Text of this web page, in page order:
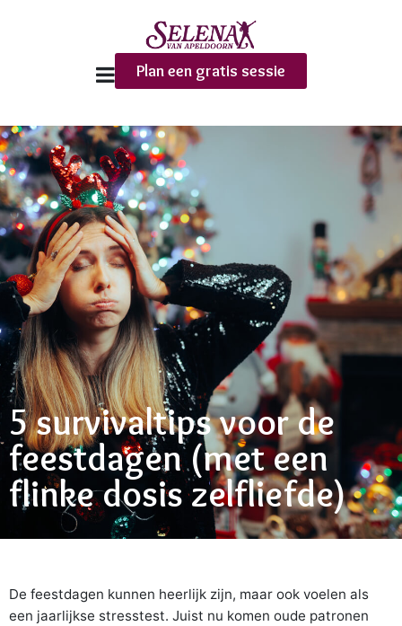
Plan een gratis sessie
5 survivaltips voor de
feestdagen (met een
flinke dosis zelfliefde)
De feestdagen kunnen heerlijk zijn, maar ook voelen als
een jaarlijkse stresstest. Juist nu komen oude patronen